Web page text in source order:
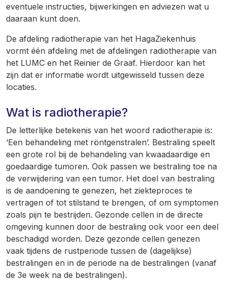
eventuele instructies, bijwerkingen en adviezen wat u
daaraan kunt doen.
De afdeling radiotherapie van het HagaZiekenhuis
vormt één afdeling met de afdelingen radiotherapie van
het LUMC en het Reinier de Graaf. Hierdoor kan het
zijn dat er informatie wordt uitgewisseld tussen deze
locaties.
Wat is radiotherapie?
De letterlijke betekenis van het woord radiotherapie is:
‘Een behandeling met röntgenstralen’. Bestraling speelt
een grote rol bij de behandeling van kwaadaardige en
goedaardige tumoren. Ook passen we bestraling toe na
de verwijdering van een tumor. Het doel van bestraling
is de aandoening te genezen, het ziekteproces te
vertragen of tot stilstand te brengen, of om symptomen
zoals pijn te bestrijden. Gezonde cellen in de directe
omgeving kunnen door de bestraling ook voor een deel
beschadigd worden. Deze gezonde cellen genezen
vaak tijdens de rustperiode tussen de (dagelijkse)
bestralingen en in de periode na de bestralingen (vanaf
de 3e week na de bestralingen).